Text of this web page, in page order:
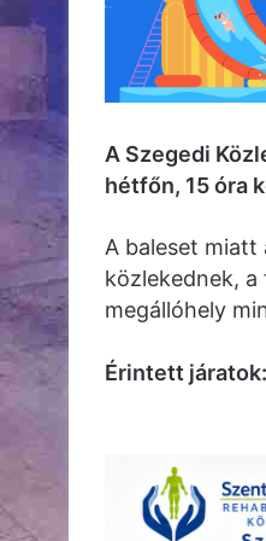
A Szegedi
hétfőn, 15 óra
A baleset miatt
közlekednek, a
megállóhely
Érintett